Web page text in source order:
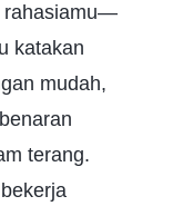
rahasiamu—
katakan
mudah,
terang.